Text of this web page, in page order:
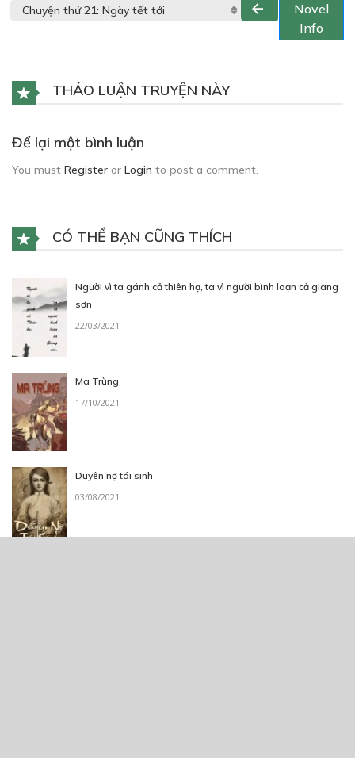
Novel
Info
THẢO LUẬN TRUYỆN NÀY
Để lại một bình luận
You must Register or Login to post a comment.
CÓ THỂ BẠN CŨNG THÍCH
Người vì ta gánh cả thiên hạ, ta vì người bình loạn cả giang
sơn
22/03/2021
Ma Trùng
17/10/2021
Duyên nợ tái sinh
03/08/2021